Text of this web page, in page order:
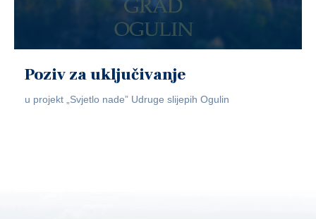
Poziv za uključivanje
u projekt „Svjetlo nade” Udruge slijepih Ogulin